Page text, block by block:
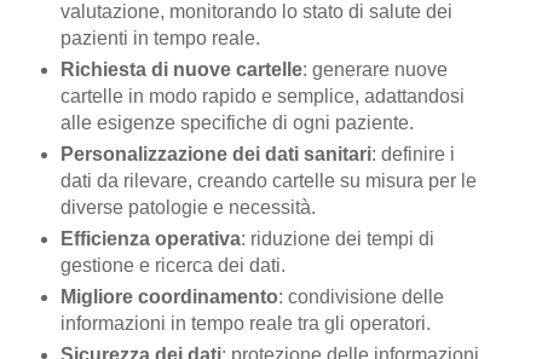
valutazione, monitorando lo stato di salute dei
pazienti in tempo reale.
Richiesta di nuove cartelle: generare nuove
cartelle in modo rapido e semplice, adattandosi
alle esigenze specifiche di ogni paziente.
Personalizzazione dei dati sanitari: definire i
dati da rilevare, creando cartelle su misura per le
diverse patologie e necessità.
Efficienza operativa: riduzione dei tempi di
gestione e ricerca dei dati.
Migliore coordinamento: condivisione delle
informazioni in tempo reale tra gli operatori.
Sicurezza dei dati: protezione delle informazioni